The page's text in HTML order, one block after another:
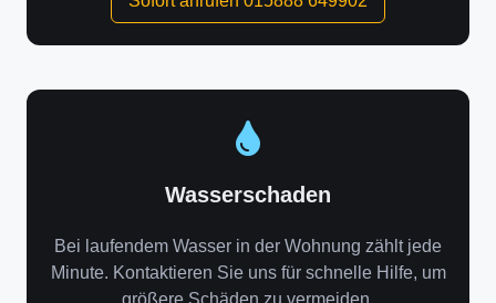
Wasserschaden
Bei laufendem Wasser in der Wohnung zählt jede
Minute. Kontaktieren Sie uns für schnelle Hilfe, um
größere Schäden zu vermeiden.